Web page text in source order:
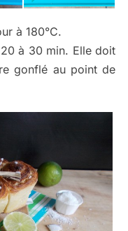
à 180°C.
à 30 min. Elle doit
gonflé au point de